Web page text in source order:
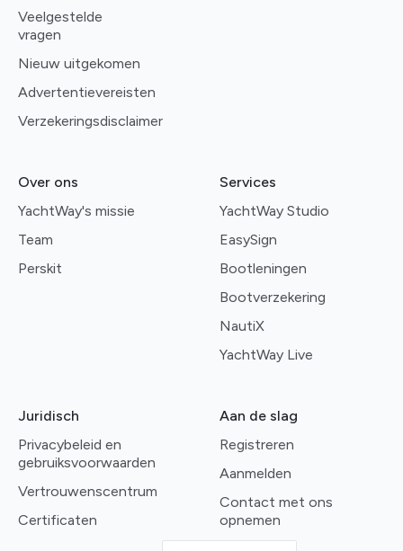
Veelgestelde
vragen
Nieuw uitgekomen
Advertentievereisten
Verzekeringsdisclaimer
Over ons
YachtWay's missie
Team
Perskit
Services
YachtWay Studio
EasySign
Bootleningen
Bootverzekering
NautiX
YachtWay Live
Juridisch
Privacybeleid en
gebruiksvoorwaarden
Vertrouwenscentrum
Certificaten
Aan de slag
Registreren
Aanmelden
Contact met ons
opnemen